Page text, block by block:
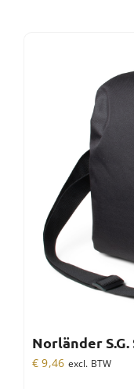
Norländer
€ 9,46 excl. BTW